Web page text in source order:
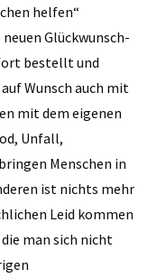
helfen“
Glückwunsch-
bestellt und
Wunsch auch mit
mit dem eigenen
Unfall,
Menschen in
ist nichts mehr
Leid kommen
man sich nicht